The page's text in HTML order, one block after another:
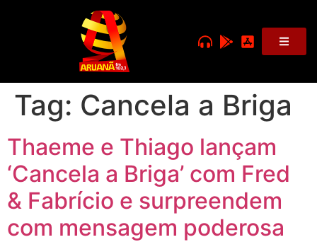
Tag: Cancela a Briga
Thaeme e Thiago lançam
‘Cancela a Briga’ com Fred
& Fabrício e surpreendem
com mensagem poderosa